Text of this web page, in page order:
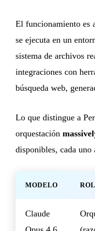
El funcionamiento es
se ejecuta en un
sistema de archivos
integraciones con
búsqueda web,
Lo que distingue a
orquestación
disponibles, cada uno
MODELO ROL
Claude